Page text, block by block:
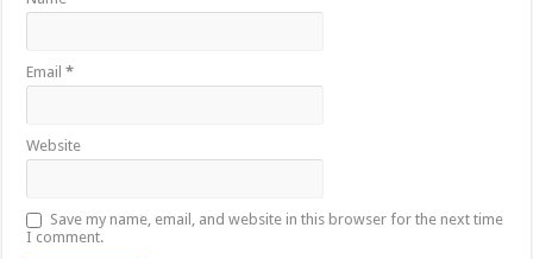
Email*
Website
Save my name, email, and website in this browser for the next time
I comment.